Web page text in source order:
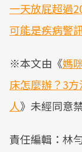
一天放屁超過
可能是疾病警
※本文由《媽
床怎麼辦？3
人》未經同意
責任編輯：林